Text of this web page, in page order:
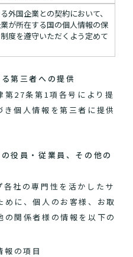
外国企業との契約において、
が所在する国の個人情報の保
度を遵守いただくよう定めて
第三者への提供
第27条第1項各号により提
個人情報を第三者に提供
役員・従業員、その他の
社の専門性を活かしたサ
めに、個人のお客様、お取
関係者様の情報を以下の
の項目